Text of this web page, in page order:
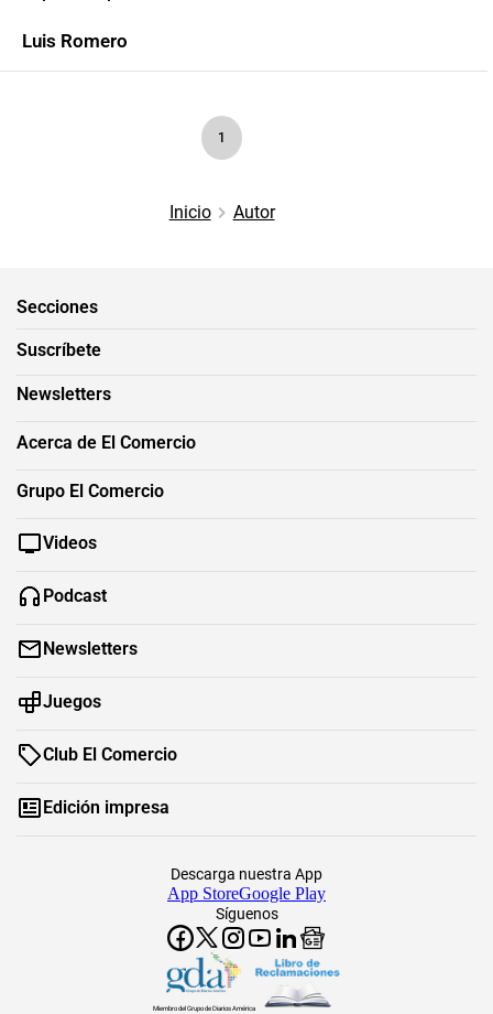
Luis Romero
1
Inicio Autor
Secciones
Suscríbete
Newsletters
Acerca de El Comercio
Grupo El Comercio
Videos
Podcast
Newsletters
Juegos
Club El Comercio
Edición impresa
Síguenos
Descarga nuestra App
App StoreGoogle Play
Miembro del Grupo de Diarios América